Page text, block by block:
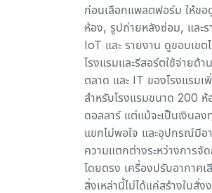
ก่อนเลือกแพลตฟอร์ม ให้ขอ
ห้อง, รูปถ่ายหลังซ่อม, และ
IoT และ รายงาน ดูขอบเขต
โรงแรมและรีสอร์ตใช้จ่ายด้
ตลาด และ IT ของโรงแรม
สำหรับโรงแรมขนาด 200
ดอลลาร์ แต่แม้จะเป็นเงินล
แขกไม่พอใจ และอุปกรณ์มีอ
ความแตกต่างระหว่างการจั
โดยตรง เครื่องปรับอากาศ
สิ่งเหล่านี้ไม่ได้แค่สร้างใบสั่